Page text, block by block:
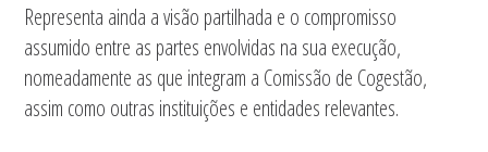
Representa ainda a visão partilhada e o compromisso
assumido entre as partes envolvidas na sua execução,
nomeadamente as que integram a Comissão de Cogestão,
assim como outras instituições e entidades relevantes.